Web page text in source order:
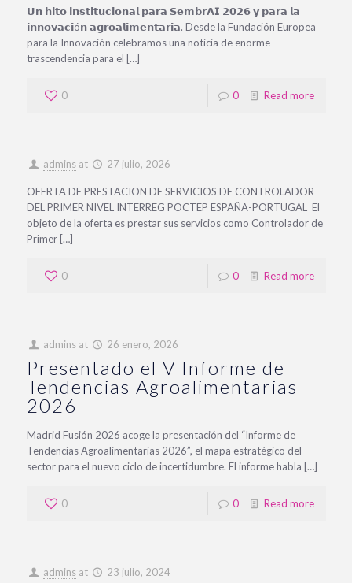
𝗨𝗻 𝗵𝗶𝘁𝗼 𝗶𝗻𝘀𝘁𝗶𝘁𝘂𝗰𝗶𝗼𝗻𝗮𝗹 𝗽𝗮𝗿𝗮 𝗦𝗲𝗺𝗯𝗿𝗔𝗜 𝟮𝟬𝟮𝟲 𝘆 𝗽𝗮𝗿𝗮 𝗹𝗮
𝗶𝗻𝗻𝗼𝘃𝗮𝗰𝗶ó𝗻 𝗮𝗴𝗿𝗼𝗮𝗹𝗶𝗺𝗲𝗻𝘁𝗮𝗿𝗶𝗮. Desde la Fundación Europea
para la Innovación celebramos una noticia de enorme
trascendencia para el […]
0 0 Read more
admins at 27 julio, 2026
OFERTA DE PRESTACION DE SERVICIOS DE CONTROLADOR
DEL PRIMER NIVEL INTERREG POCTEP ESPAÑA-PORTUGAL El
objeto de la oferta es prestar sus servicios como Controlador de
Primer […]
0 0 Read more
admins at 26 enero, 2026
Presentado el V Informe de
Tendencias Agroalimentarias
2026
Madrid Fusión 2026 acoge la presentación del “Informe de
Tendencias Agroalimentarias 2026”, el mapa estratégico del
sector para el nuevo ciclo de incertidumbre. El informe habla […]
0 0 Read more
admins at 23 julio, 2024